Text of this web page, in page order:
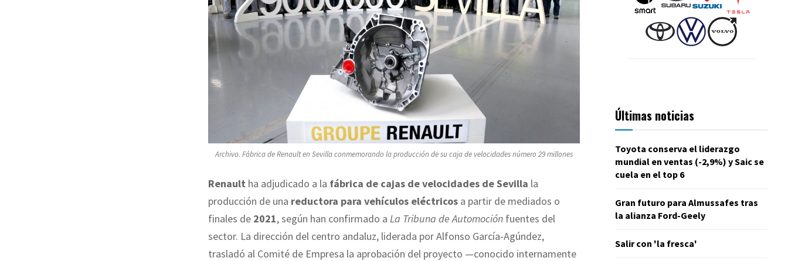
Archivo. Fábrica de Renault en Sevilla conmemorando la producción de su caja de velocidades número 29 millones
Renault ha adjudicado a la fábrica de cajas de velocidades de Sevilla la
producción de una reductora para vehículos eléctricos a partir de mediados o
finales de 2021, según han confirmado a La Tribuna de Automoción fuentes del
sector. La dirección del centro andaluz, liderada por Alfonso García-Agúndez,
trasladó al Comité de Empresa la aprobación del proyecto —conocido internamente
Últimas noticias
Toyota conserva el liderazgo
mundial en ventas (-2,9%) y Saic se
cuela en el top 6
Gran futuro para Almussafes tras
la alianza Ford-Geely
Salir con 'la fresca'